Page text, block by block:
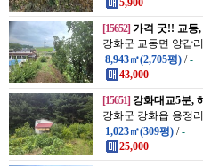
5,900
[15652] 가격 굿!! 교동
강화군 교동면 양갑리
8,943㎡(2,705평) /-
43,000
[15651] 강화대교5분,
강화군 강화읍 용정리
1,023㎡(309평) /-
25,000